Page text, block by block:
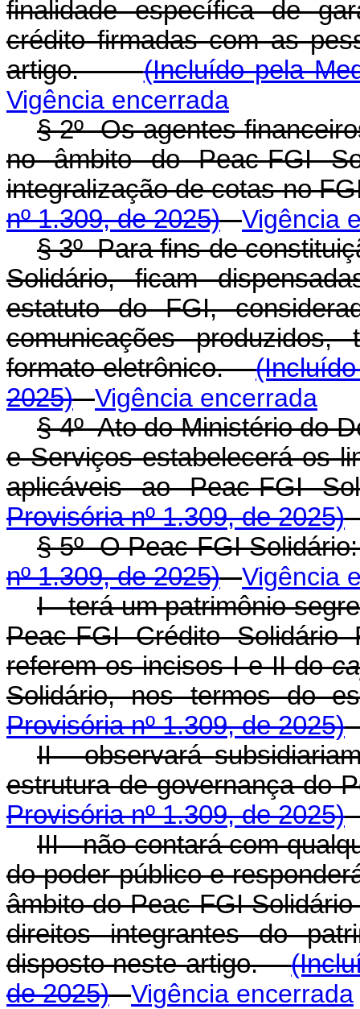
finalidade específica de
crédito firmadas com as
artigo.(Incluído pela
Vigência encerrada
§ 2º Os agentes
no âmbito do Peac-FGI
integralização de cotas no
nº 1.309, de 2025)
Vigência
§ 3º Para fins de
Solidário, ficam
estatuto do FGI,
comunicações
formato eletrônico.
2025)
Vigência encerrada
§ 4º Ato do Ministério do
e Serviços estabelecerá os
aplicáveis ao Peac-
Provisória nº 1.309, de 2025)
§ 5º O Peac-FGI
nº 1.309, de 2025)
Vigência
I - terá um patrimônio
Peac-FGI Crédito
referem os incisos I e II do
Solidário, nos termos
Provisória nº 1.309, de 2025)
II - observará
estrutura de governança do
Provisória nº 1.309, de 2025)
III -não contará com
do poder público e
âmbito do Peac-FGI
direitos integrantes do
disposto neste artigo.
de 2025)
Vigência encerrada